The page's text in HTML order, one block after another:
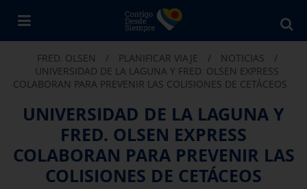
FRED. OLSEN / PLANIFICAR VIAJE / NOTICIAS
/
UNIVERSIDAD DE LA LAGUNA Y FRED. OLSEN EXPRESS
COLABORAN PARA PREVENIR LAS COLISIONES DE CETÁCEOS
UNIVERSIDAD DE LA LAGUNA Y
FRED. OLSEN EXPRESS
COLABORAN PARA PREVENIR LAS
COLISIONES DE CETÁCEOS